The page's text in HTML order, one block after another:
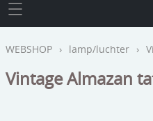
THE RETROHOUSE
WEBSHOP
OUTLET
INFO
WEBSHOP › lamp/luchter ›
Vintage Almazan